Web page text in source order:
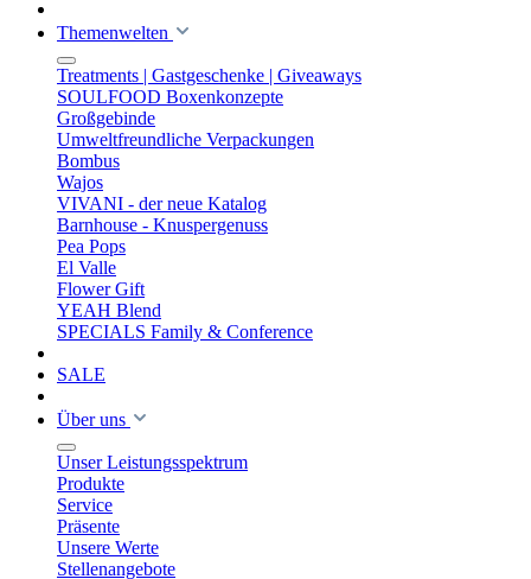
Themenwelten
Treatments | Gastgeschenke | Giveaways
SOULFOOD Boxenkonzepte
Großgebinde
Umweltfreundliche Verpackungen
Bombus
Wajos
VIVANI - der neue Katalog
Barnhouse - Knuspergenuss
Pea Pops
El Valle
Flower Gift
YEAH Blend
SPECIALS Family & Conference
SALE
Über uns
Unser Leistungsspektrum
Produkte
Service
Präsente
Unsere Werte
Stellenangebote